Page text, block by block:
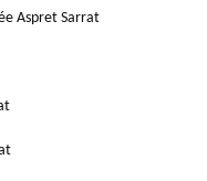
Aspret Sarrat